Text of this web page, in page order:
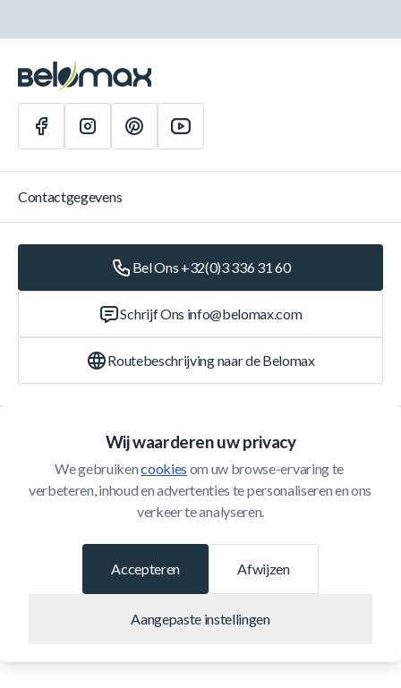
Wij waarderen uw privacy
We gebruiken cookies om uw browse-ervaring te
verbeteren, inhoud en advertenties te personaliseren en ons
verkeer te analyseren.
Afwijzen
Aangepaste instellingen
Accepteren
Klantenservice
Contactgegevens
Bel Ons +32(0)3 336 31 60
Schrijf Ons info@belomax.com
Routebeschrijving naar de Belomax